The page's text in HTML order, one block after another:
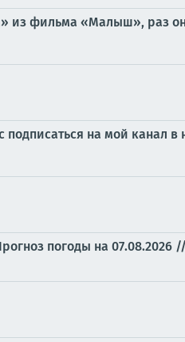
из фильма «Малыш», раз он
подписаться на мой канал
погоды на 07.08.2026 //